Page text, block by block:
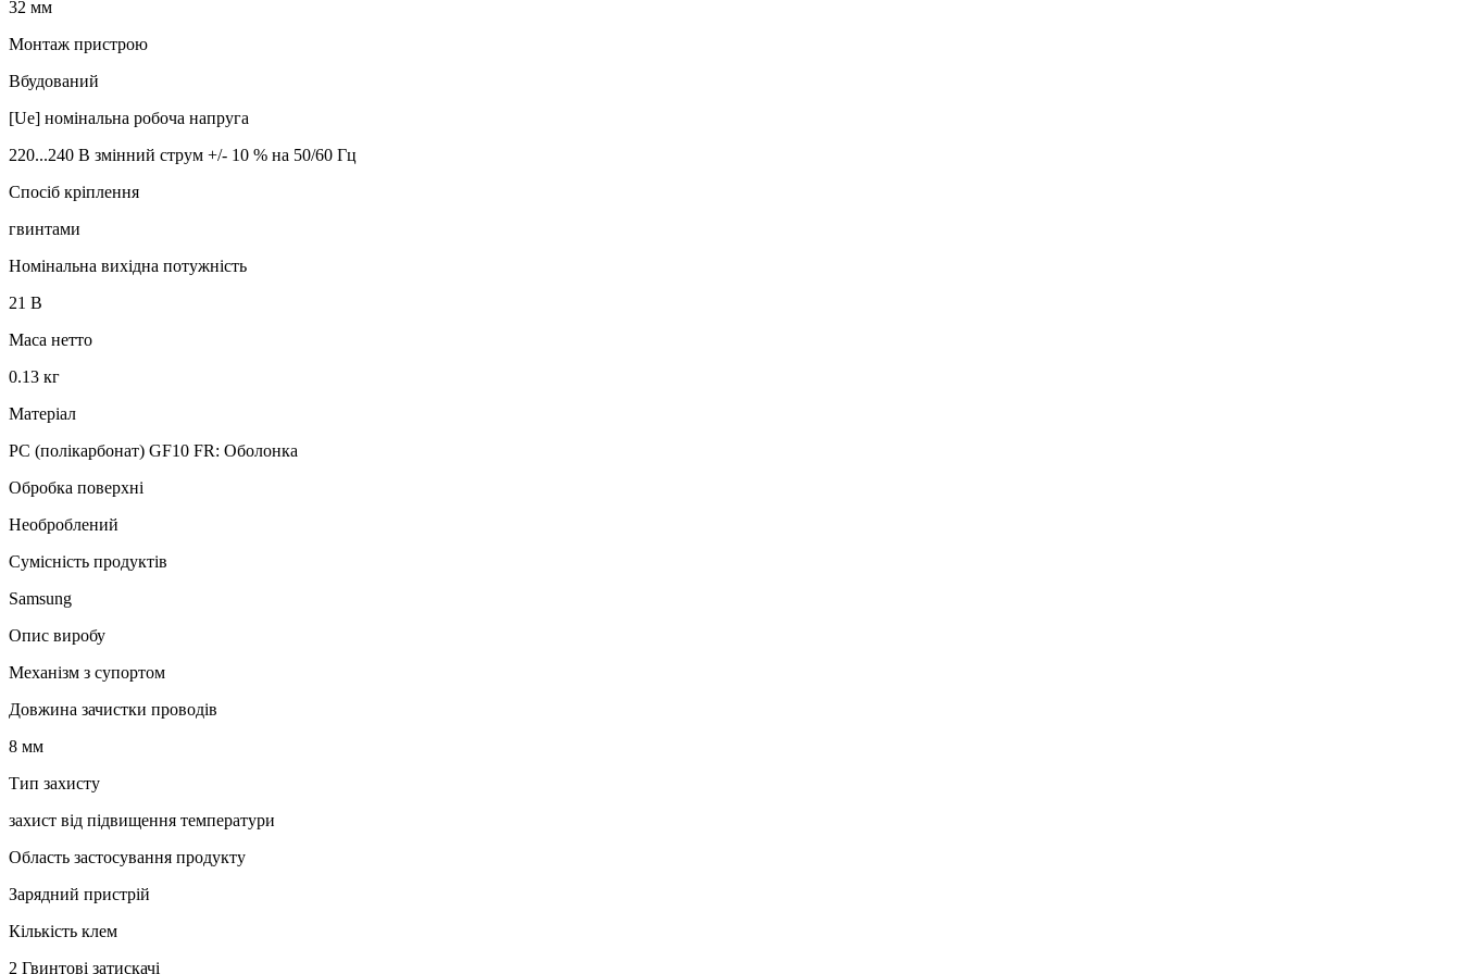
32 мм
Монтаж пристрою
Вбудований
[Ue] номінальна робоча напруга
220...240 В змінний струм +/- 10 % на 50/60 Гц
Спосіб кріплення
гвинтами
Номінальна вихідна потужність
21 В
Маса нетто
0.13 кг
Матеріал
PC (полікарбонат) GF10 FR: Оболонка
Обробка поверхні
Необроблений
Сумісність продуктів
Samsung
Опис виробу
Механізм з супортом
Довжина зачистки проводів
8 мм
Тип захисту
захист від підвищення температури
Область застосування продукту
Зарядний пристрій
Кількість клем
2 Гвинтові затискачі